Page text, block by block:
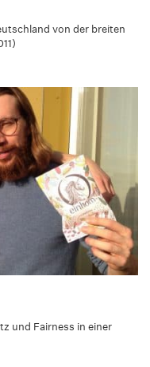
von der breiten
und Fairness in einer